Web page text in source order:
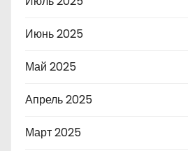
Июнь 2025
Май 2025
Апрель 2025
Март 2025